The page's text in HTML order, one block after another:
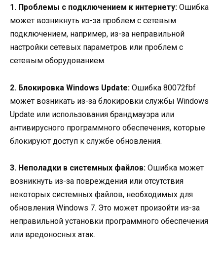
1. Проблемы с подключением к интернету: Ошибка
может возникнуть из-за проблем с сетевым
подключением, например, из-за неправильной
настройки сетевых параметров или проблем с
сетевым оборудованием.
2. Блокировка Windows Update: Ошибка 80072fbf
может возникать из-за блокировки службы Windows
Update или использования брандмауэра или
антивирусного программного обеспечения, которые
блокируют доступ к службе обновления.
3. Неполадки в системных файлов: Ошибка может
возникнуть из-за повреждения или отсутствия
некоторых системных файлов, необходимых для
обновления Windows 7. Это может произойти из-за
неправильной установки программного обеспечения
или вредоносных атак.